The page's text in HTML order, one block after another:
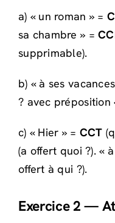
a) « un roman » =
sa chambre » =
supprimable).
b) « à ses
? avec préposition
c) « Hier » = CCT
(a offert quoi ?). «
offert à qui ?).
Exercice 2 —